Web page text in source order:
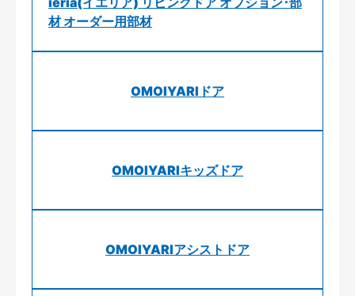
材 オーダー用部材
OMOIYARIドア
OMOIYARIキッズドア
OMOIYARIアシストドア